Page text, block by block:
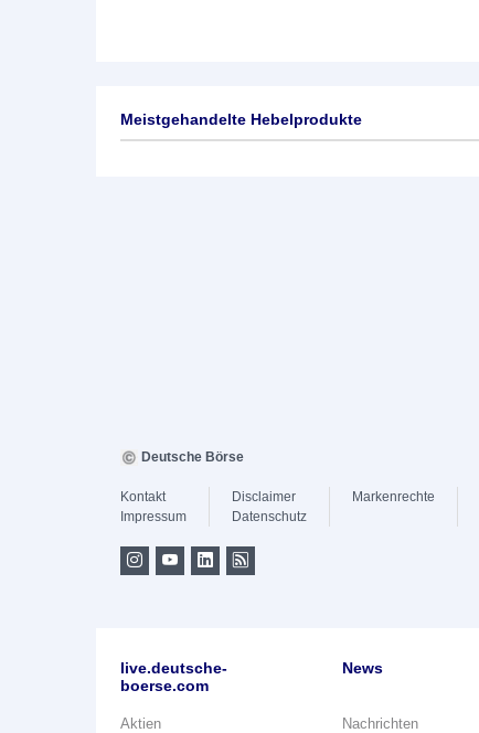
Meistgehandelte Hebelprodukte
Deutsche Börse
Kontakt
Impressum
Disclaimer
Datenschutz
Markenrechte
live.deutsche-
boerse.com
Aktien
News
Nachrichten